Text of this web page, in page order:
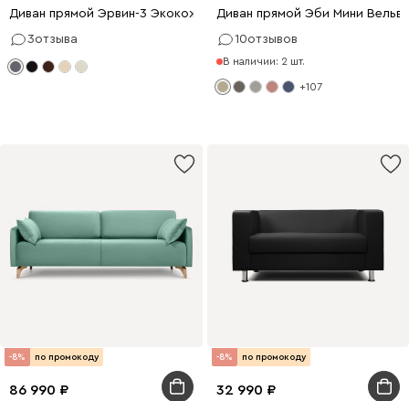
Диван прямой Эрвин-3 Экокожа Серый
3отзыва
Диван прямой Эби Мини
10отзывов
В наличии: 2 шт.
+107
-8% по промокоду
86 990
-8% по промокоду
32 990